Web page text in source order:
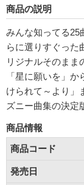
商品の説明
みんな知ってる25
らに選りすぐった
リジナルそのまま
「星に願いを」
けられて～より」
ズニー曲集の決定
商品情報
商品コード
発売日